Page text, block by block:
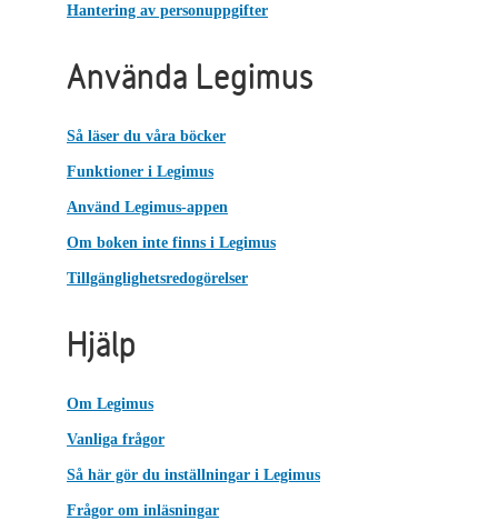
Hantering av personuppgifter
Använda Legimus
Så läser du våra böcker
Funktioner i Legimus
Använd Legimus-appen
Om boken inte finns i Legimus
Tillgänglighetsredogörelser
Hjälp
Om Legimus
Vanliga frågor
Så här gör du inställningar i Legimus
Frågor om inläsningar